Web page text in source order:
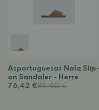
Asportuguesas Nala Slip-
on Sandaler - Herre
76,42 €89,90 €